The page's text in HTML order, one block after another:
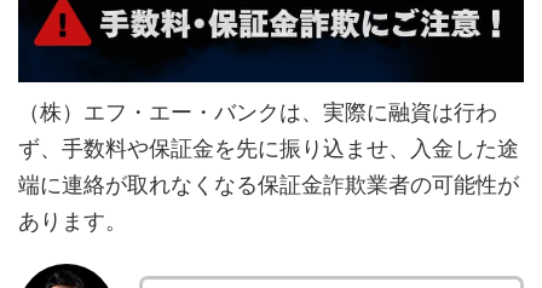
（株）エフ・エー・バンクは、実際に融資は行わ
ず、手数料や保証金を先に振り込ませ、入金した途
端に連絡が取れなくなる保証金詐欺業者の可能性が
あります。